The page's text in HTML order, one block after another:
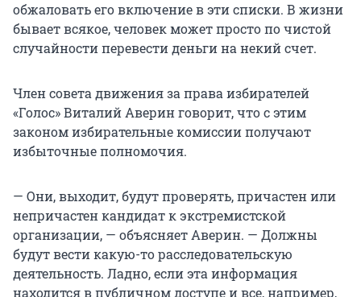
обжаловать его включение в эти списки. В жизни
бывает всякое, человек может просто по чистой
случайности перевести деньги на некий счет.
Член совета движения за права избирателей
«Голос» Виталий Аверин говорит, что с этим
законом избирательные комиссии получают
избыточные полномочия.
— Они, выходит, будут проверять, причастен или
непричастен кандидат к экстремистской
организации, — объясняет Аверин. — Должны
будут вести какую-то расследовательскую
деятельность. Ладно, если эта информация
находится в публичном доступе и все, например,